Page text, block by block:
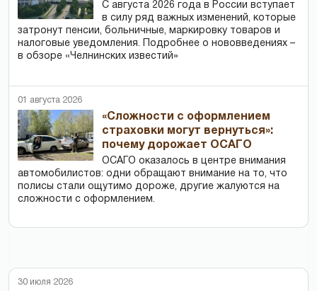
С августа 2026 года в России вступает
в силу ряд важных изменений, которые
затронут пенсии, больничные, маркировку товаров и
налоговые уведомления. Подробнее о нововведениях –
в обзоре «Челнинских известий»
01 августа 2026
«Сложности с оформлением
страховки могут вернуться»:
почему дорожает ОСАГО
ОСАГО оказалось в центре внимания
автомобилистов: одни обращают внимание на то, что
полисы стали ощутимо дороже, другие жалуются на
сложности с оформлением.
30 июля 2026